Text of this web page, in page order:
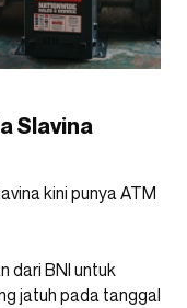
Slavina
kini punya ATM
dari BNI untuk
jatuh pada tanggal